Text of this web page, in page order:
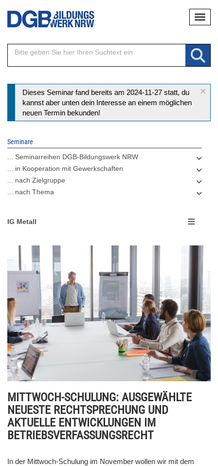
Direkt
Inhalt
×
Statusmeldung
Dieses Seminar fand bereits am 2024-11-27 statt, du
kannst aber unten dein Interesse an einem möglichen
neuen Termin bekunden!
Seminare
... Seminarreihen DGB-Bildungswerk NRW
... in Kooperation mit Gewerkschaften
... nach Zielgruppe
... nach Thema
IG Metall
MITTWOCH-SCHULUNG: AUSGEWÄHLTE
NEUESTE RECHTSPRECHUNG UND
AKTUELLE ENTWICKLUNGEN IM
BETRIEBSVERFASSUNGSRECHT
In der Mittwoch-Schulung im November wollen wir mit dem